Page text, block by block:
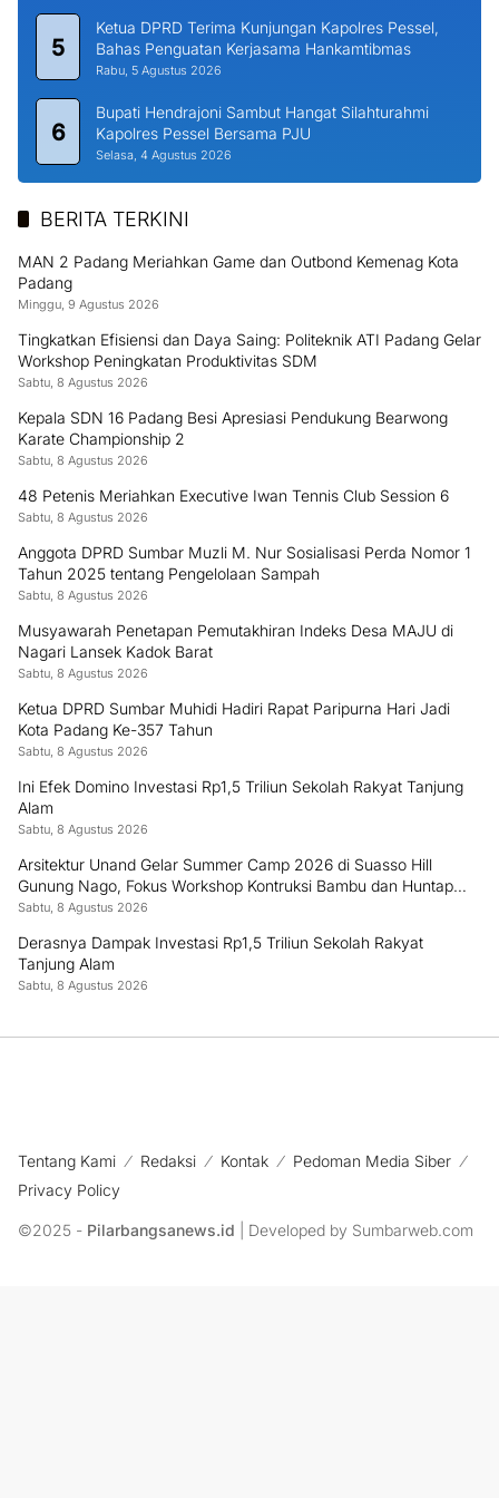
5
Ketua DPRD Terima Kunjungan Kapolres Pessel,
Bahas Penguatan Kerjasama Hankamtibmas
Rabu, 5 Agustus 2026
6
Bupati Hendrajoni Sambut Hangat Silahturahmi
Kapolres Pessel Bersama PJU
Selasa, 4 Agustus 2026
BERITA TERKINI
MAN 2 Padang Meriahkan Game dan Outbond Kemenag Kota
Padang
Minggu, 9 Agustus 2026
Tingkatkan Efisiensi dan Daya Saing: Politeknik ATI Padang Gelar
Workshop Peningkatan Produktivitas SDM
Sabtu, 8 Agustus 2026
Kepala SDN 16 Padang Besi Apresiasi Pendukung Bearwong
Karate Championship 2
Sabtu, 8 Agustus 2026
48 Petenis Meriahkan Executive Iwan Tennis Club Session 6
Sabtu, 8 Agustus 2026
Anggota DPRD Sumbar Muzli M. Nur Sosialisasi Perda Nomor 1
Tahun 2025 tentang Pengelolaan Sampah
Sabtu, 8 Agustus 2026
Musyawarah Penetapan Pemutakhiran Indeks Desa MAJU di
Nagari Lansek Kadok Barat
Sabtu, 8 Agustus 2026
Ketua DPRD Sumbar Muhidi Hadiri Rapat Paripurna Hari Jadi
Kota Padang Ke-357 Tahun
Sabtu, 8 Agustus 2026
Ini Efek Domino Investasi Rp1,5 Triliun Sekolah Rakyat Tanjung
Alam
Sabtu, 8 Agustus 2026
Arsitektur Unand Gelar Summer Camp 2026 di Suasso Hill
Gunung Nago, Fokus Workshop Kontruksi Bambu dan Huntap
Kayu
Sabtu, 8 Agustus 2026
Derasnya Dampak Investasi Rp1,5 Triliun Sekolah Rakyat
Tanjung Alam
Sabtu, 8 Agustus 2026
Tentang Kami Redaksi Kontak
Pedoman Media Siber
Privacy Policy
©2025 - Pilarbangsanews.id | Developed by Sumbarweb.com